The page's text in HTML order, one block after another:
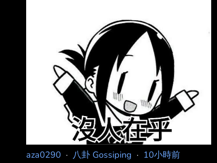
承諾的8年13萬戶，一舉砍到3萬戶，且連3萬戶
也不保證，不只是創惡例， 更是毀制度。對苦
於居住不安的民眾而言，一個再也等不到的家。
民團表示，延宕許久的社宅興辦計畫，答案揭
曉，行政院於115年7月修正新版「百萬戶租 屋
家庭支持計畫（114-121年）」，將直接興辦社
aza0290 · 八卦 Gossiping · 10小時前